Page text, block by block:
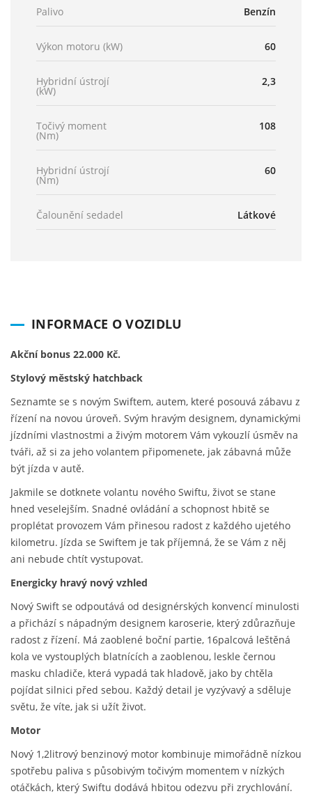
Palivo Benzín
Výkon motoru (kW) 60
Hybridní ústrojí
(kW)
2,3
Točivý moment
(Nm)
108
Hybridní ústrojí
(Nm)
60
Čalounění sedadel Látkové
INFORMACE O VOZIDLU
Akční bonus 22.000 Kč.
Stylový městský hatchback
Seznamte se s novým Swiftem, autem, které posouvá zábavu z
řízení na novou úroveň. Svým hravým designem, dynamickými
jízdními vlastnostmi a živým motorem Vám vykouzlí úsměv na
tváři, až si za jeho volantem připomenete, jak zábavná může
být jízda v autě.
Jakmile se dotknete volantu nového Swiftu, život se stane
hned veselejším. Snadné ovládání a schopnost hbitě se
proplétat provozem Vám přinesou radost z každého ujetého
kilometru. Jízda se Swiftem je tak příjemná, že se Vám z něj
ani nebude chtít vystupovat.
Energicky hravý nový vzhled
Nový Swift se odpoutává od designérských konvencí minulosti
a přichází s nápadným designem karoserie, který zdůrazňuje
radost z řízení. Má zaoblené boční partie, 16palcová leštěná
kola ve vystouplých blatnících a zaoblenou, leskle černou
masku chladiče, která vypadá tak hladově, jako by chtěla
pojídat silnici před sebou. Každý detail je vyzývavý a sděluje
světu, že víte, jak si užít život.
Motor
Nový 1,2litrový benzinový motor kombinuje mimořádně nízkou
spotřebu paliva s působivým točivým momentem v nízkých
otáčkách, který Swiftu dodává hbitou odezvu při zrychlování.